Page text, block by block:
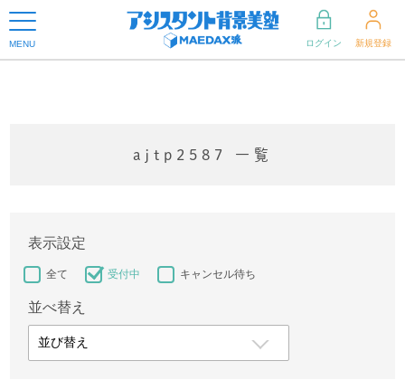
MENU ログイン 新規登録
ajtp2587 一覧
表示設定
全て 受付中 キャンセル待ち
並べ替え